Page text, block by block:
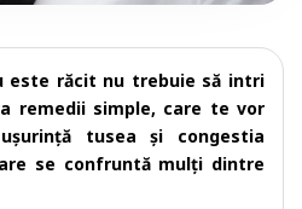
este răcit nu trebuie să intri
remedii simple, care te vor
tusea și congestia
se confruntă mulți dintre